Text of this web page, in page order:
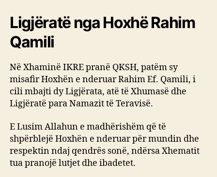
Ligjëratë nga Hoxhë Rahim
Qamili
Në Xhaminë IKRE pranë QKSH, patëm sy
misafir Hoxhën e nderuar Rahim Ef. Qamili, i
cili mbajti dy Ligjërata, atë të Xhumasë dhe
Ligjëratë para Namazit të Teravisë.
E Lusim Allahun e madhërishëm që të
shpërblejë Hoxhën e nderuar për mundin dhe
respektin ndaj qendrës sonë, ndërsa Xhematit
tua pranojë lutjet dhe ibadetet.